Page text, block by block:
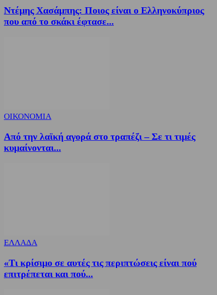
Ντέμης Χασάμπης: Ποιος είναι ο Ελληνοκύπριος
που από το σκάκι έφτασε...
ΟΙΚΟΝΟΜΙΑ
Από την λαϊκή αγορά στο τραπέζι – Σε τι τιμές
κυμαίνονται...
ΕΛΛΑΔΑ
«Τι κρίσιμο σε αυτές τις περιπτώσεις είναι πού
επιτρέπεται και πού...